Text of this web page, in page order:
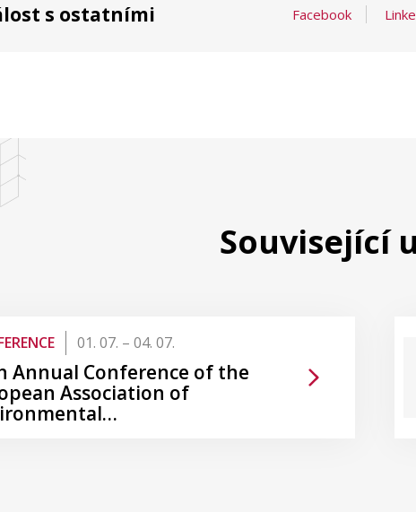
s ostatními Facebook
Související
01. 07. – 04. 07.
Annual Conference of the
Association of